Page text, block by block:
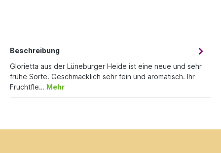
Beschreibung
Glorietta aus der Lüneburger Heide ist eine neue und sehr
frühe Sorte. Geschmacklich sehr fein und aromatisch. Ihr
Fruchtfle… Mehr